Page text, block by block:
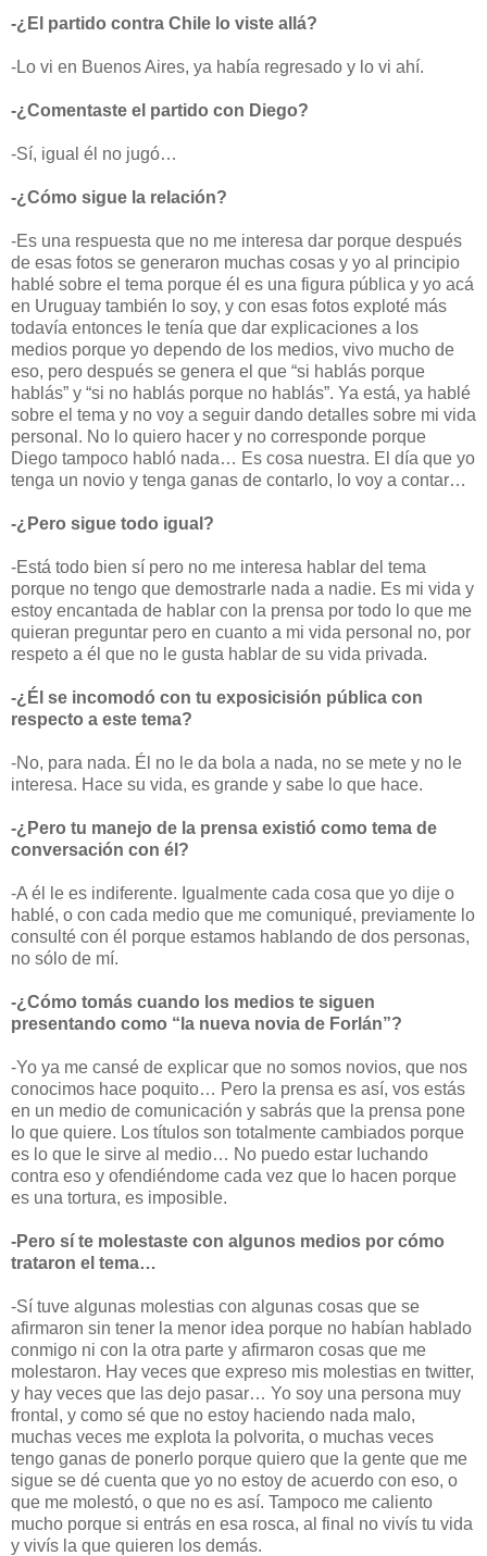
-¿El partido contra Chile lo viste allá?
-Lo vi en Buenos Aires, ya había regresado y lo vi ahí.
-¿Comentaste el partido con Diego?
-Sí, igual él no jugó…
-¿Cómo sigue la relación?
-Es una respuesta que no me interesa dar porque después
de esas fotos se generaron muchas cosas y yo al principio
hablé sobre el tema porque él es una figura pública y yo acá
en Uruguay también lo soy, y con esas fotos exploté más
todavía entonces le tenía que dar explicaciones a los
medios porque yo dependo de los medios, vivo mucho de
eso, pero después se genera el que “si hablás porque
hablás” y “si no hablás porque no hablás”. Ya está, ya hablé
sobre el tema y no voy a seguir dando detalles sobre mi vida
personal. No lo quiero hacer y no corresponde porque
Diego tampoco habló nada… Es cosa nuestra. El día que yo
tenga un novio y tenga ganas de contarlo, lo voy a contar…
-¿Pero sigue todo igual?
-Está todo bien sí pero no me interesa hablar del tema
porque no tengo que demostrarle nada a nadie. Es mi vida y
estoy encantada de hablar con la prensa por todo lo que me
quieran preguntar pero en cuanto a mi vida personal no, por
respeto a él que no le gusta hablar de su vida privada.
-¿Él se incomodó con tu exposicisión pública con
respecto a este tema?
-No, para nada. Él no le da bola a nada, no se mete y no le
interesa. Hace su vida, es grande y sabe lo que hace.
-¿Pero tu manejo de la prensa existió como tema de
conversación con él?
-A él le es indiferente. Igualmente cada cosa que yo dije o
hablé, o con cada medio que me comuniqué, previamente lo
consulté con él porque estamos hablando de dos personas,
no sólo de mí.
-¿Cómo tomás cuando los medios te siguen
presentando como “la nueva novia de Forlán”?
-Yo ya me cansé de explicar que no somos novios, que nos
conocimos hace poquito… Pero la prensa es así, vos estás
en un medio de comunicación y sabrás que la prensa pone
lo que quiere. Los títulos son totalmente cambiados porque
es lo que le sirve al medio… No puedo estar luchando
contra eso y ofendiéndome cada vez que lo hacen porque
es una tortura, es imposible.
-Pero sí te molestaste con algunos medios por cómo
trataron el tema…
-Sí tuve algunas molestias con algunas cosas que se
afirmaron sin tener la menor idea porque no habían hablado
conmigo ni con la otra parte y afirmaron cosas que me
molestaron. Hay veces que expreso mis molestias en twitter,
y hay veces que las dejo pasar… Yo soy una persona muy
frontal, y como sé que no estoy haciendo nada malo,
muchas veces me explota la polvorita, o muchas veces
tengo ganas de ponerlo porque quiero que la gente que me
sigue se dé cuenta que yo no estoy de acuerdo con eso, o
que me molestó, o que no es así. Tampoco me caliento
mucho porque si entrás en esa rosca, al final no vivís tu vida
y vivís la que quieren los demás.